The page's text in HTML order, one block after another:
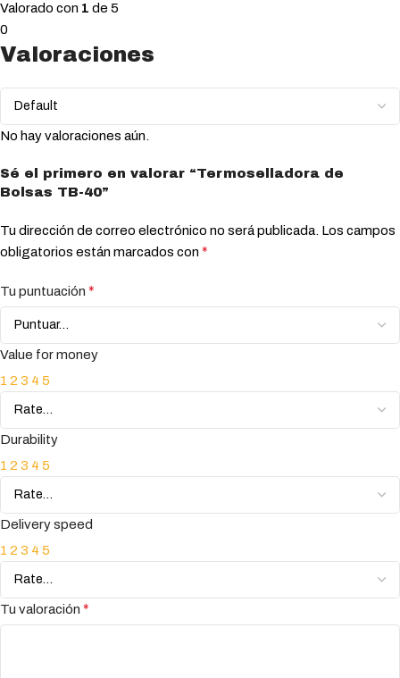
Valorado con 1 de 5
0
Valoraciones
No hay valoraciones aún.
Sé el primero en valorar “Termoselladora de
Bolsas TB-40”
Tu dirección de correo electrónico no será publicada. Los campos
obligatorios están marcados con *
Tu puntuación *
Value for money
1 2 3 4 5
Durability
1 2 3 4 5
Delivery speed
1 2 3 4 5
Tu valoración *